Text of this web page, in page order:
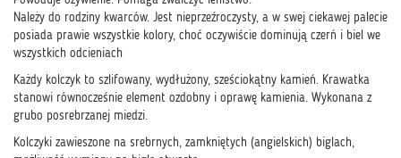
Należy do rodziny kwarców. Jest nieprzeźroczysty, a w swej ciekawej palecie
posiada prawie wszystkie kolory, choć oczywiście dominują czerń i biel we
wszystkich odcieniach
Każdy kolczyk to szlifowany, wydłużony, sześciokątny kamień. Krawatka
stanowi równocześnie element ozdobny i oprawę kamienia. Wykonana z
grubo posrebrzanej miedzi.
Kolczyki zawieszone na srebrnych, zamkniętych (angielskich) biglach,